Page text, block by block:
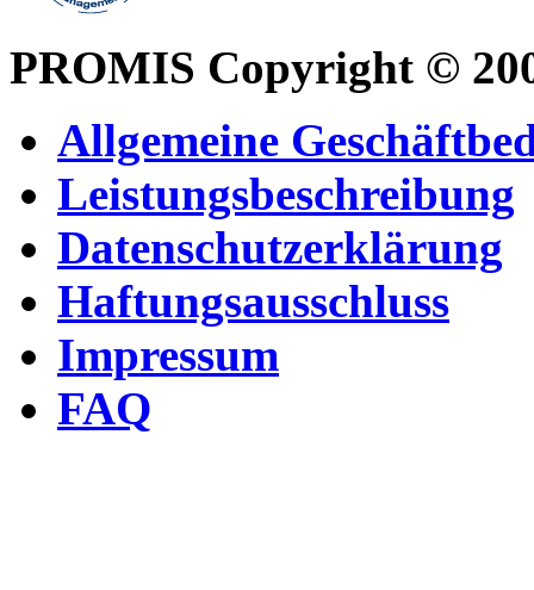
PROMIS Copyright ©
Allgemeine
Leistungsbeschreibung
Datenschutzerklärung
Haftungsausschluss
Impressum
FAQ